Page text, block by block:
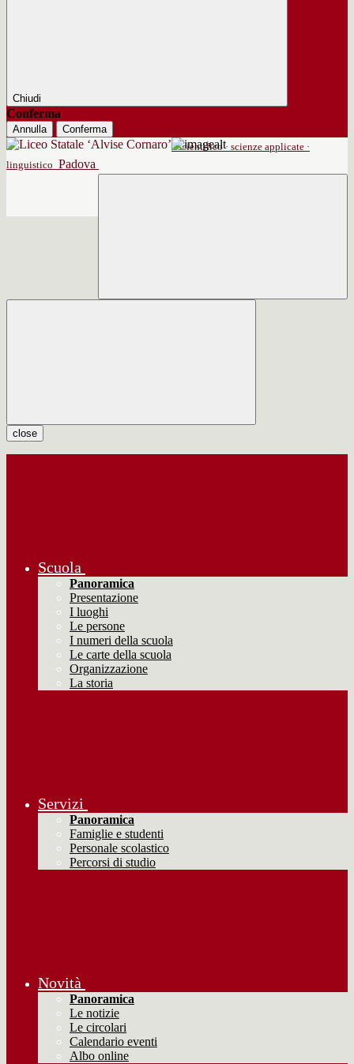
Chiudi
Conferma
Annulla
Conferma
scientifico · scienze applicate ·
linguistico Padova
close
Scuola
Panoramica
Presentazione
I luoghi
Le persone
I numeri della scuola
Le carte della scuola
Organizzazione
La storia
Servizi
Panoramica
Famiglie e studenti
Personale scolastico
Percorsi di studio
Novità
Panoramica
Le notizie
Le circolari
Calendario eventi
Albo online